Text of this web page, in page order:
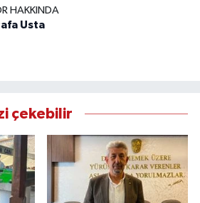
HAKKINDA
Usta
çekebilir